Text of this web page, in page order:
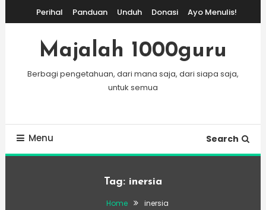
To
Content
Perihal Panduan Unduh Donasi Ayo Menulis!
Majalah 1000guru
Berbagi pengetahuan, dari mana saja, dari siapa saja,
untuk semua
Menu Search
Tag: inersia
Home inersia